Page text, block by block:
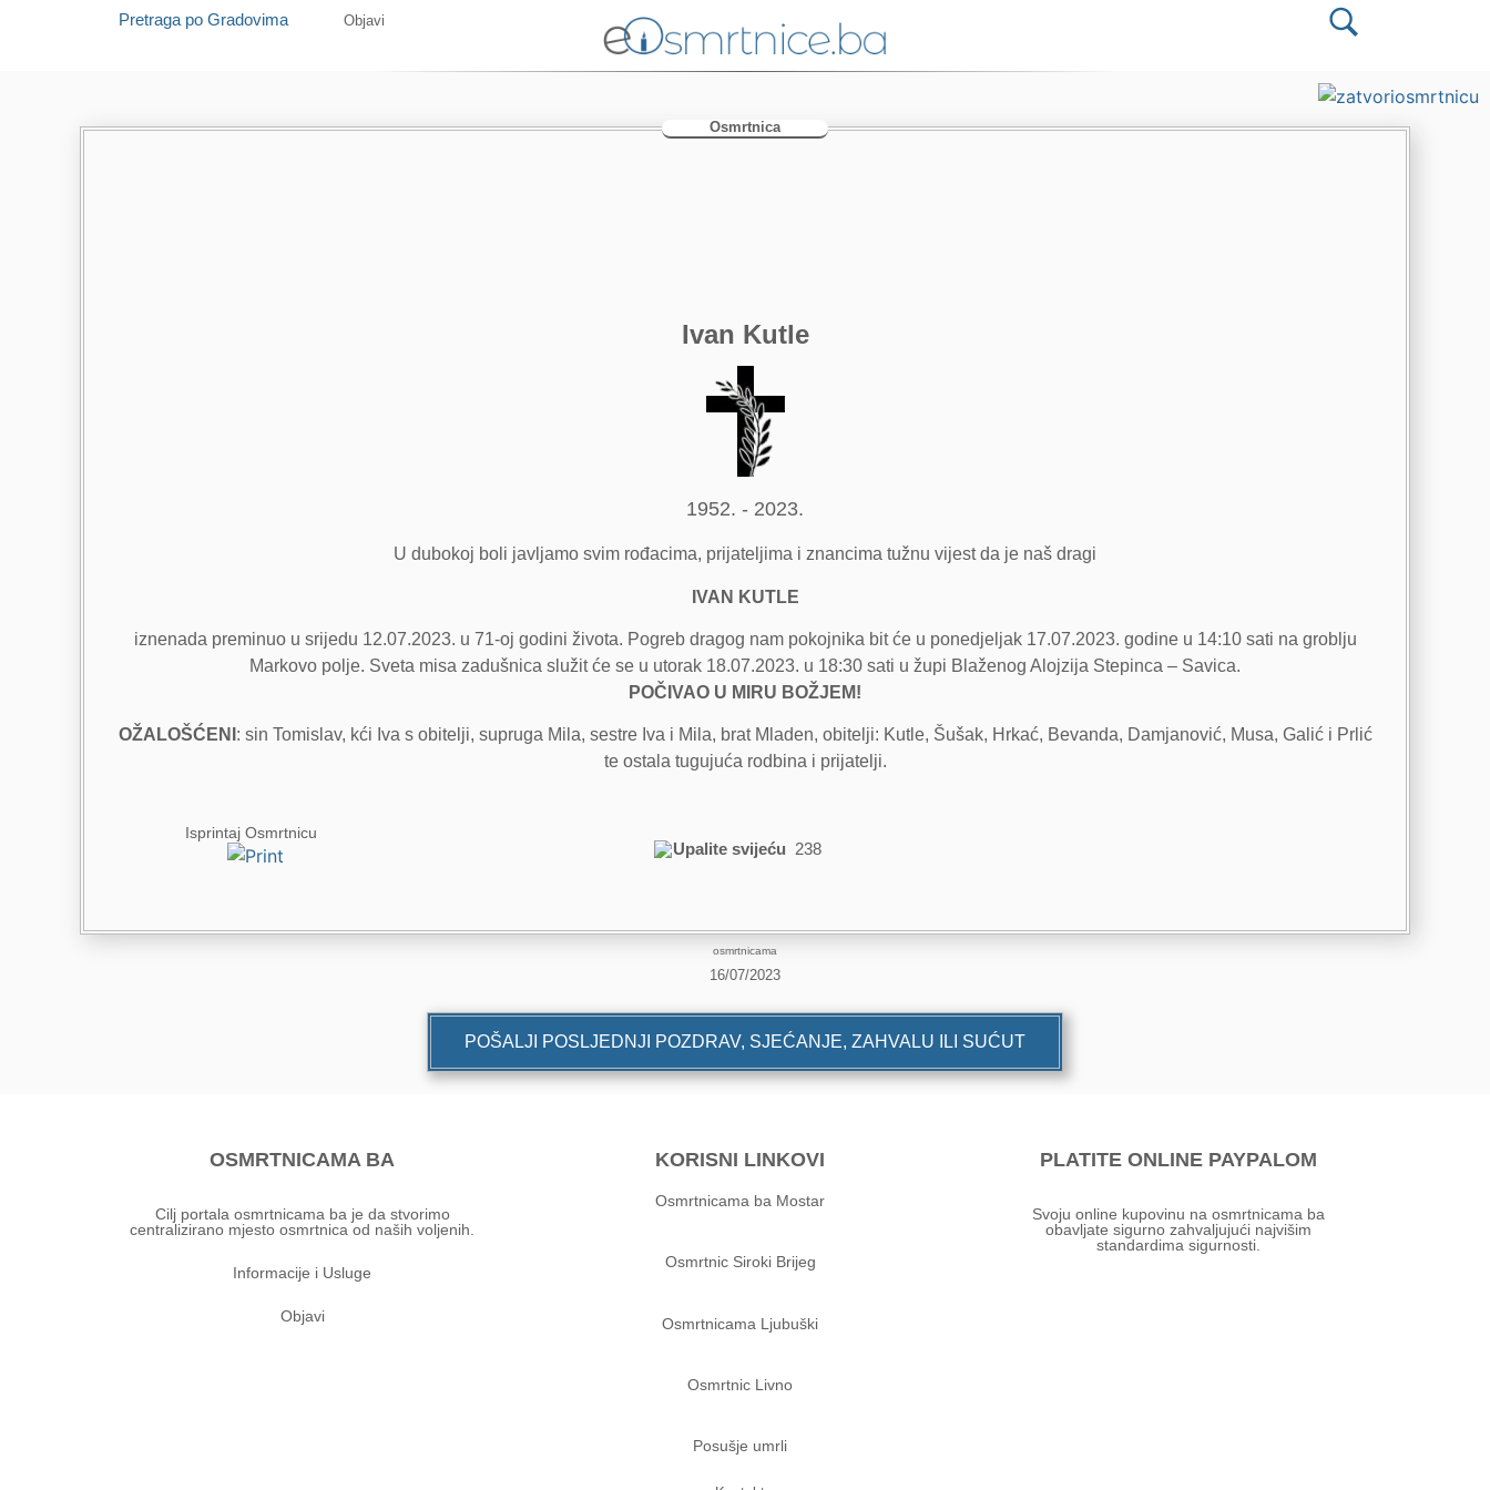
Pretraga po Gradovima Objavi
Osmrtnica
Ivan Kutle
1952. - 2023.
U dubokoj boli javljamo svim rođacima, prijateljima i znancima tužnu vijest da je naš dragi
IVAN KUTLE
iznenada preminuo u srijedu 12.07.2023. u 71-oj godini života. Pogreb dragog nam pokojnika bit će u ponedjeljak 17.07.2023. godine u 14:10 sati na groblju
Markovo polje. Sveta misa zadušnica služit će se u utorak 18.07.2023. u 18:30 sati u župi Blaženog Alojzija Stepinca – Savica.
POČIVAO U MIRU BOŽJEM!
OŽALOŠĆENI : sin Tomislav, kći Iva s obitelji, supruga Mila, sestre Iva i Mila, brat Mladen, obitelji: Kutle, Šušak, Hrkać, Bevanda, Damjanović, Musa, Galić i Prlić
te ostala tugujuća rodbina i prijatelji.
Isprintaj Osmrtnicu
Upalite svijeću 238
osmrtnicama
16/07/2023
POŠALJI POSLJEDNJI POZDRAV, SJEĆANJE, ZAHVALU ILI SUĆUT
OSMRTNICAMA BA
Cilj portala osmrtnicama ba je da stvorimo
centralizirano mjesto osmrtnica od naših voljenih.
Informacije i Usluge
Objavi
KORISNI LINKOVI
Osmrtnicama ba Mostar
Osmrtnic Siroki Brijeg
Osmrtnicama Ljubuški
Osmrtnic Livno
Posušje umrli
PLATITE ONLINE PAYPALOM
Svoju online kupovinu na osmrtnicama ba
obavljate sigurno zahvaljujući najvišim
standardima sigurnosti.